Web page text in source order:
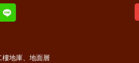
地庫、地面層